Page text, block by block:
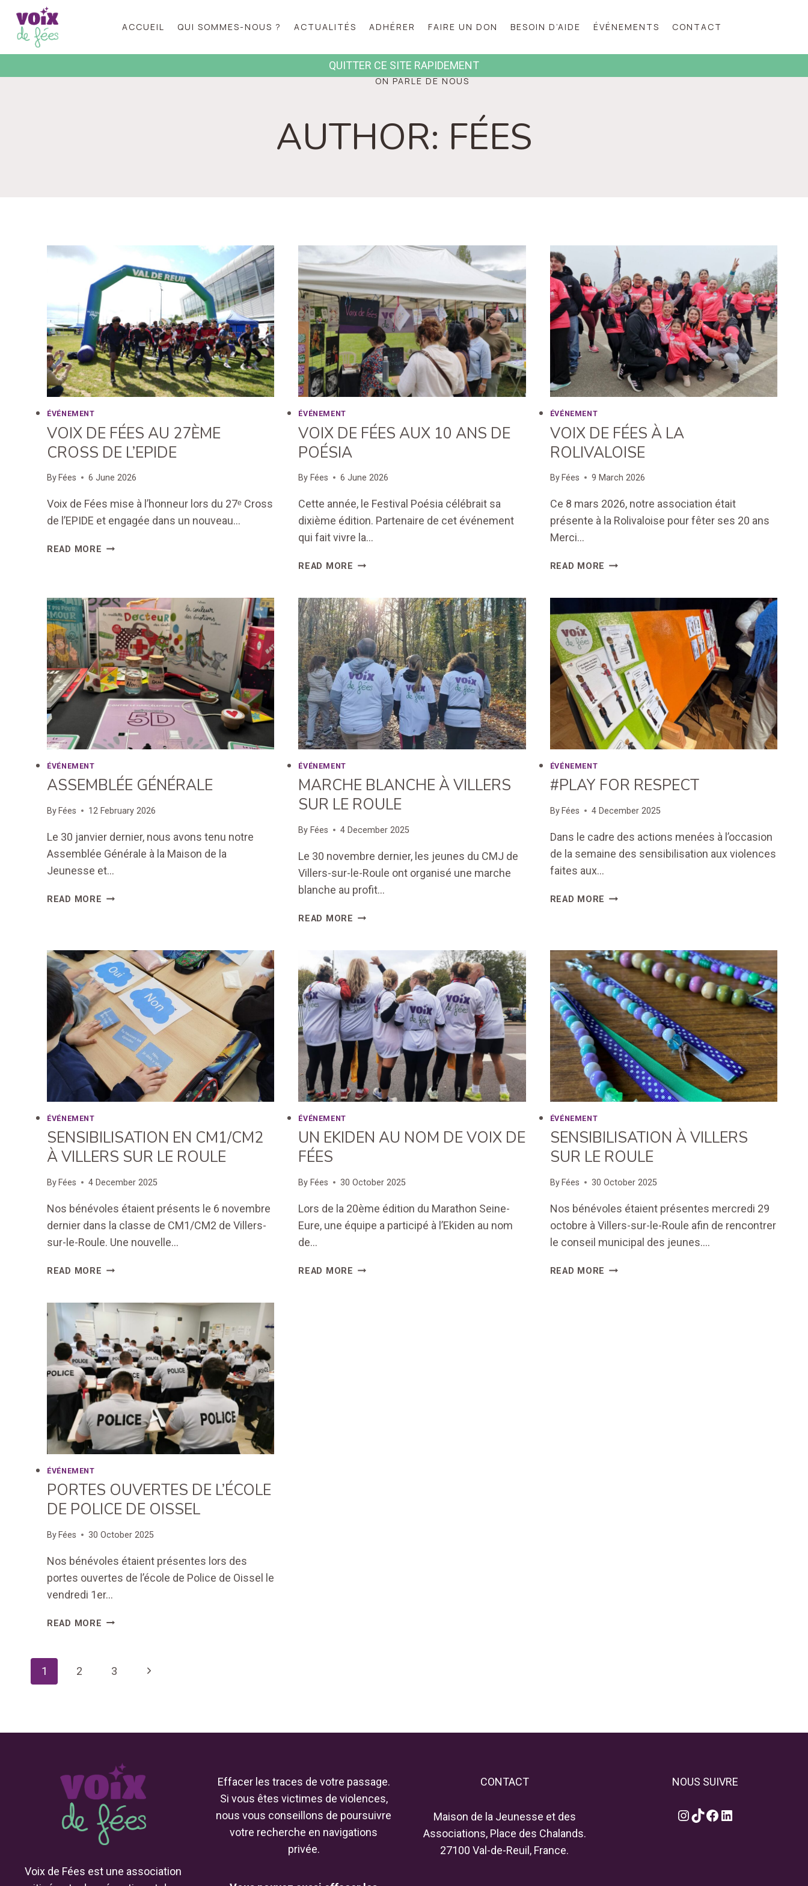
content
ACCUEIL QUI SOMMES-NOUS ? ACTUALITÉS ADHÉRER FAIRE UN DON BESOIN D’AIDE ÉVÉNEMENTS CONTACT
ON PARLE DE NOUS
QUITTER CE SITE RAPIDEMENT
AUTHOR: FÉES
ÉVÉNEMENT
VOIX DE FÉES AU 27ÈME
CROSS DE L’EPIDE
By Fées 6 June 2026
Voix de Fées mise à l’honneur lors du 27ᵉ Cross
de l’EPIDE et engagée dans un nouveau…
READ MORE VOIX
27ÈME
CROSS
DE
L’EPIDE
ÉVÉNEMENT
VOIX DE FÉES AUX 10 ANS DE
POÉSIA
By Fées 6 June 2026
Cette année, le Festival Poésia célébrait sa
dixième édition. Partenaire de cet événement
qui fait vivre la…
READ MORE VOIX
AUX
10
ANS
DE
POÉSIA
ÉVÉNEMENT
VOIX DE FÉES À LA
ROLIVALOISE
By Fées 9 March 2026
Ce 8 mars 2026, notre association était
présente à la Rolivaloise pour fêter ses 20 ans
Merci…
READ MORE VOIX
LA
ROLIVALOISE
ÉVÉNEMENT
ASSEMBLÉE GÉNÉRALE
By Fées 12 February 2026
Le 30 janvier dernier, nous avons tenu notre
Assemblée Générale à la Maison de la
Jeunesse et…
READ MORE ASSEMBLÉE
ÉVÉNEMENT
MARCHE BLANCHE À VILLERS
SUR LE ROULE
By Fées 4 December 2025
Le 30 novembre dernier, les jeunes du CMJ de
Villers-sur-le-Roule ont organisé une marche
blanche au profit…
READ MORE MARCHE
VILLERS
SUR
LE
ROULE
ÉVÉNEMENT
#PLAY FOR RESPECT
By Fées 4 December 2025
Dans le cadre des actions menées à l’occasion
de la semaine des sensibilisation aux violences
faites aux…
READ MORE #PLAY
ÉVÉNEMENT
SENSIBILISATION EN CM1/CM2
À VILLERS SUR LE ROULE
By Fées 4 December 2025
Nos bénévoles étaient présents le 6 novembre
dernier dans la classe de CM1/CM2 de Villers-
sur-le-Roule. Une nouvelle…
READ MORE SENSIBILISATION
À
SUR
LE
ROULE
ÉVÉNEMENT
UN EKIDEN AU NOM DE VOIX DE
FÉES
By Fées 30 October 2025
Lors de la 20ème édition du Marathon Seine-
Eure, une équipe a participé à l’Ekiden au nom
de…
READ MORE UN
ÉVÉNEMENT
SENSIBILISATION À VILLERS
SUR LE ROULE
By Fées 30 October 2025
Nos bénévoles étaient présentes mercredi 29
octobre à Villers-sur-le-Roule afin de rencontrer
le conseil municipal des jeunes….
READ MORE SENSIBILISATION
ÉVÉNEMENT
PORTES OUVERTES DE L’ÉCOLE
DE POLICE DE OISSEL
By Fées 30 October 2025
Nos bénévoles étaient présentes lors des
portes ouvertes de l’école de Police de Oissel le
vendredi 1er…
READ MORE PORTES
DE
PAGE
1 2 3
Next
Voix de Fées est une association
Effacer les traces de votre passage.
Si vous êtes victimes de violences,
nous vous conseillons de poursuivre
votre recherche en navigations
privée.
CONTACT
Maison de la Jeunesse et des
Associations, Place des Chalands.
27100 Val-de-Reuil, France.
NOUS SUIVRE
Instagram
TikTok
Facebook
LinkedIn